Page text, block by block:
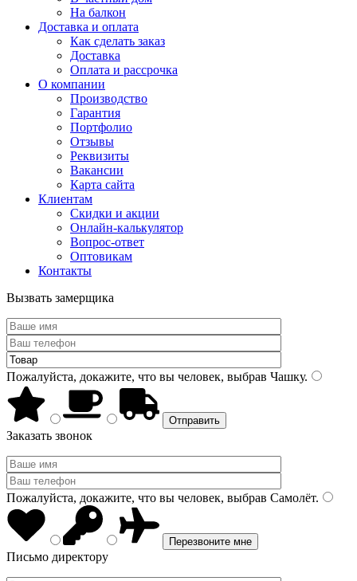
На балкон
Доставка и оплата
Как сделать заказ
Доставка
Оплата и рассрочка
О компании
Производство
Гарантия
Портфолио
Отзывы
Реквизиты
Вакансии
Карта сайта
Клиентам
Скидки и акции
Онлайн-калькулятор
Вопрос-ответ
Оптовикам
Контакты
Вызвать замерщика
Пожалуйста, докажите, что вы человек, выбрав Чашку.
Заказать звонок
Пожалуйста, докажите, что вы человек, выбрав Самолёт.
Письмо директору